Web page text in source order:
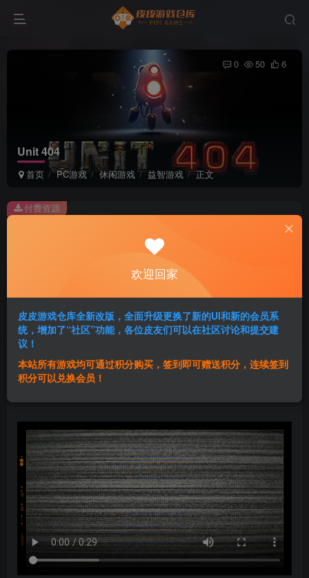
Unit 404
首页 PC游戏 休闲游戏 益智游戏 正文
0 50 6
此内容为付费资源，请付费后查看
2积分
黄金会员免费 超级会员免费
登录购买
付费资源
群主1号
欢迎回家
皮皮游戏仓库全新改版，全面升级更换了新的UI和新的会员系
统，增加了“社区”功能，各位皮友们可以在社区讨论和提交建
议！
本站所有游戏均可通过积分购买，签到即可赠送积分，连续签到
积分可以兑换会员！